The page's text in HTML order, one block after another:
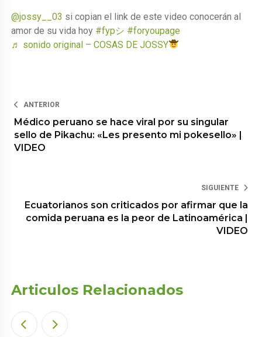
@jossy__03 si copian el link de este video conocerán al
amor de su vida hoy #fypシ #foryoupage
♬ sonido original – COSAS DE JOSSY
ANTERIOR
Médico peruano se hace viral por su singular
sello de Pikachu: «Les presento mi pokesello» |
VIDEO
SIGUIENTE
Ecuatorianos son criticados por afirmar que la
comida peruana es la peor de Latinoamérica |
VIDEO
Articulos Relacionados